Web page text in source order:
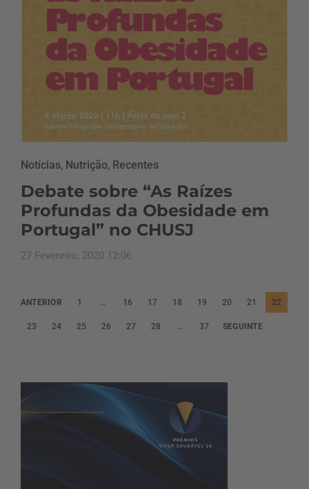
Notícias, Nutrição, Recentes
Debate sobre “As Raízes
Profundas da Obesidade em
Portugal” no CHUSJ
27 Fevereiro, 2020 12:06
P
a
n
a
ç
o
ANTERIOR 1 … 16 17 18 19 20 21 22
23 24 25 26 27 28 … 37 SEGUINTE